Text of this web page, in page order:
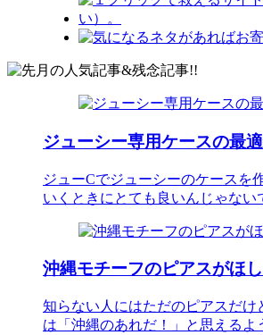
ジューシー専用ケースの最
ジューCでジューシーのケースを
いくときにとても良いんじゃない
沖縄モチーフのピアスがほ
知らない人にはただのピアスだけ
は「沖縄のあれだ！」と思えるよ